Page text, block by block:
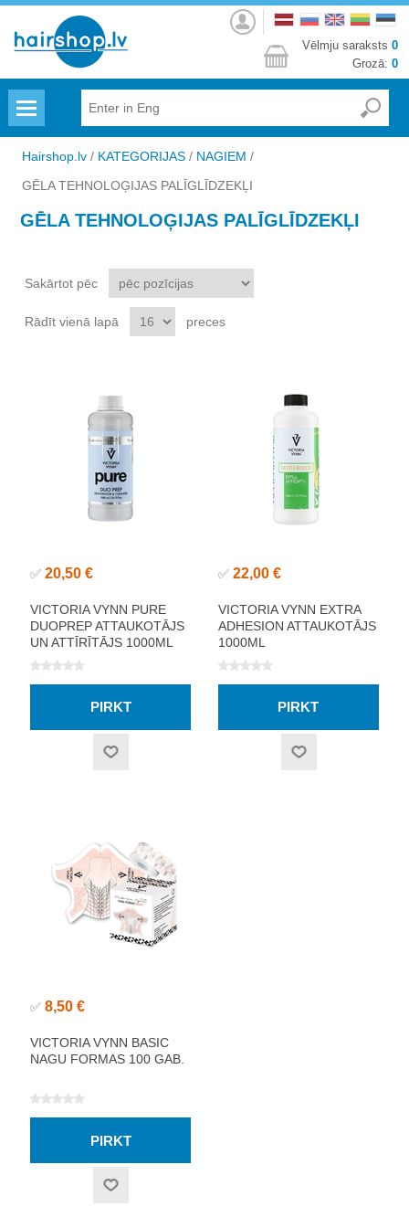
Autorizēties
Vēlmju saraksts 0
Grozā: 0
Hairshop.lv / KATEGORIJAS / NAGIEM /
GĒLA TEHNOLOĢIJAS PALĪGLĪDZEKĻI
GĒLA TEHNOLOĢIJAS PALĪGLĪDZEKĻI
Sakārtot pēc
Rādīt vienā lapā preces
✅ 20,50 €
VICTORIA VYNN PURE
DUOPREP ATTAUKOTĀJS
UN ATTĪRĪTĀJS 1000ML
✅ 22,00 €
VICTORIA VYNN EXTRA
ADHESION ATTAUKOTĀJS
1000ML
✅ 8,50 €
VICTORIA VYNN BASIC
NAGU FORMAS 100 GAB.